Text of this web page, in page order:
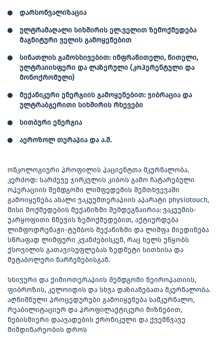
დარსონვალიზაცია
ულტრამაღალი სიხშირის ელ.ველით ზემოქმედება
მაგნიტური ველის გამოყენებით
სინათლის გამოსხივებით: ინფრაწითელი, წითელი,
ულტრაიისფერი და ლაზერული (კოჰერენტული და
მონოქრომული)
მექანიკური ენერგიის გამოყენებით: ვიბრაცია და
ულტრაბგერითი სიხშირის რხევები
სითბური ენერგია
აეროზოლ თერაპია და ა.შ.
ონკოლოგიური პროფილის პაციენტთა მკურნალობა.
კერძოდ: სარძევე ჯირკვლის კიბოს გამო ჩატარებული
ოპერაციის შემდგომი ლიმფედემის შემთხვევაში
გამოიყენება ახალი ვაკუუმთერაპიის აპარატი physiotouch,
მისი მოქმედების მექანიზმი შემდეგნაირია: ვაკუუმის-
უარყოფითი წნევის ზემოქმედებით, აქტიურდება
ლიმფოდრენაჟი-ტუმბოს მექანიზმი და ლიმფა მიედინება
სწრაფად ლიმფური კვანძებისკენ, რაც ხელს უწყობს
ქსოვილის გათავისუფლებას ზედმეტი სითხისა და
მეტაბოლური ნარჩენებისგან.
სხივური და ქიმიოთერაპიის შემდგომი ნეიროპათიის,
ფიბროზის, კელოიდის და სხვა დაზიანებათა მკურნალობა.
აღნიშნული პროცედურები გამოიყენება სამკურნალო,
რეაბილიტაციურ და პროფილაქტიკური მიზნებით,
ნებისმიერი დაავადების ქრონიკული და ქვემწვავე
მიმდინარეობის დროს